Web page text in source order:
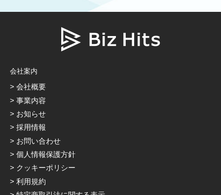
会社案内
会社概要
事業内容
お知らせ
採用情報
お問い合わせ
個人情報保護方針
クッキーポリシー
利用規約